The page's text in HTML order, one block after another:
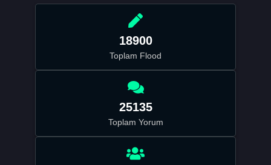
18900
Toplam Flood
25135
Toplam Yorum